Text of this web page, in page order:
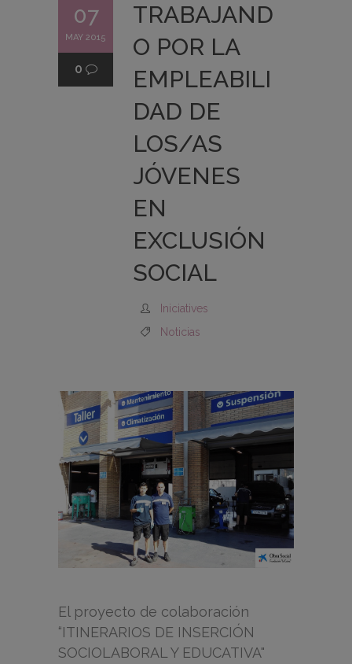
07
MAY 2015
0
TRABAJAND
O POR LA
EMPLEABILI
DAD DE
LOS/AS
JÓVENES
EN
EXCLUSIÓN
SOCIAL
Iniciatives
Noticias
El proyecto de colaboración
“ITINERARIOS DE INSERCIÓN
SOCIOLABORAL Y EDUCATIVA"